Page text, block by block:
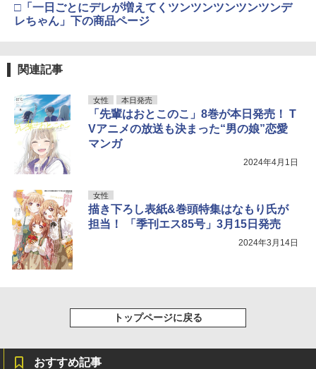
□「一日ごとにデレが増えてくツンツンツンツンツンデ
レちゃん」下の商品ページ
関連記事
女性 本日発売
「先輩はおとこのこ」8巻が本日発売！ T
Vアニメの放送も決まった“男の娘”恋愛
マンガ
2024年4月1日
女性
描き下ろし表紙&巻頭特集はなもり氏が
担当！ 「季刊エス85号」3月15日発売
2024年3月14日
トップページに戻る
おすすめ記事